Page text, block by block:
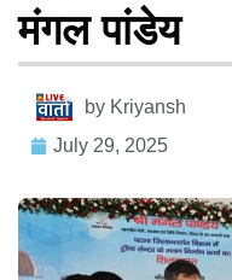
मंगल पांडेय
by Kriyansh
July 29, 2025